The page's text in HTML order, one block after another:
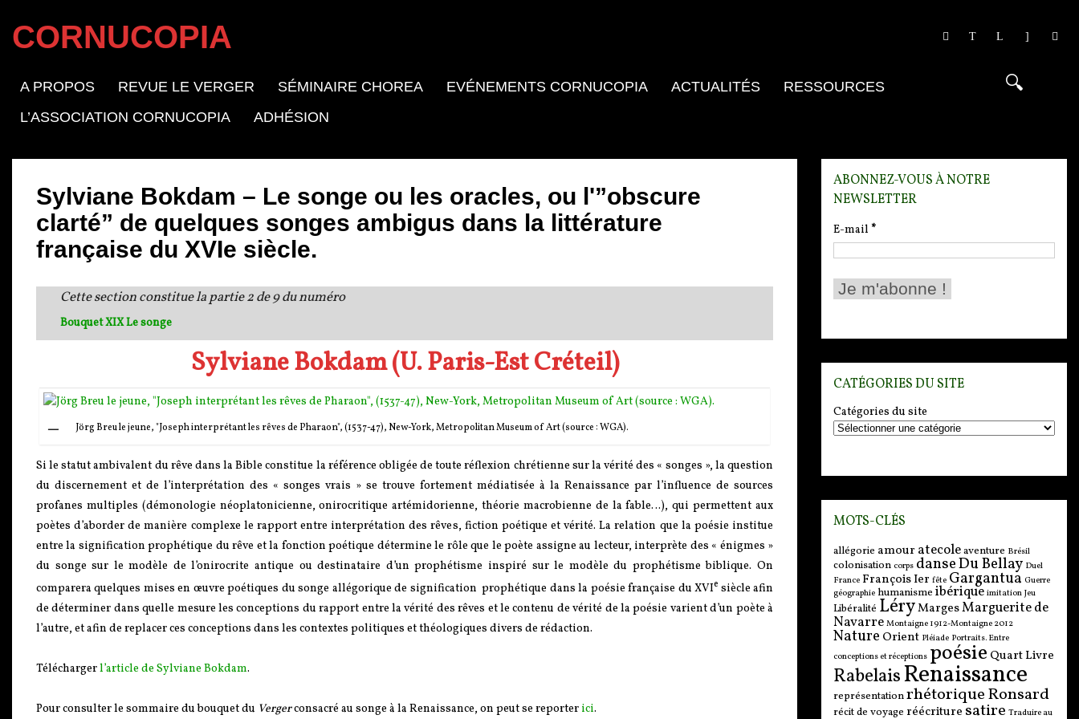
CORNUCOPIA
A PROPOS REVUE LE VERGER SÉMINAIRE CHOREA EVÉNEMENTS CORNUCOPIA ACTUALITÉS
RESSOURCES
L’ASSOCIATION CORNUCOPIA
ADHÉSION
Sylviane Bokdam – Le songe ou les oracles, ou l'”obscure
clarté” de quelques songes ambigus dans la littérature
française du XVIe siècle.
Cette section constitue la partie 2 de 9 du numéro
Bouquet XIX Le songe
Sylviane Bokdam (U. Paris-Est Créteil)
Jörg Breu le jeune, "Joseph interprétant les rêves de Pharaon", (1537-47), New-York, Metropolitan Museum of Art (source : WGA).
Si le statut ambivalent du rêve dans la Bible constitue la référence obligée de toute réflexion chrétienne sur la vérité des « songes », la question
du discernement et de l’interprétation des « songes vrais » se trouve fortement médiatisée à la Renaissance par l’influence de sources
profanes multiples (démonologie néoplatonicienne, onirocritique artémidorienne, théorie macrobienne de la fable…), qui permettent aux
poètes d’aborder de manière complexe le rapport entre interprétation des rêves, fiction poétique et vérité. La relation que la poésie institue
entre la signification prophétique du rêve et la fonction poétique détermine le rôle que le poète assigne au lecteur, interprète des « énigmes »
du songe sur le modèle de l’onirocrite antique ou destinataire d’un prophétisme inspiré sur le modèle du prophétisme biblique. On
comparera quelques mises en œuvre poétiques du songe allégorique de signification prophétique dans la poésie française du XVIe siècle afin
de déterminer dans quelle mesure les conceptions du rapport entre la vérité des rêves et le contenu de vérité de la poésie varient d’un poète à
l’autre, et afin de replacer ces conceptions dans les contextes politiques et théologiques divers de rédaction.
Téléchargerl’article de Sylviane Bokdam.
Pour consulter le sommaire du bouquet du Vergerconsacré au songe à la Renaissance, on peut se reporter ici.
ABONNEZ-VOUS À NOTRE
NEWSLETTER
E-mail *
CATÉGORIES DU SITE
Catégories du site
MOTS-CLÉS
allégorie amour atecoleaventure Brésil
colonisation corps danseDu Bellay Duel
France François Ier fête Gargantua Guerre
géographie humanisme ibérique imitation Jeu
Libéralité LéryMargesMarguerite de
Navarre Montaigne 1912-Montaigne 2012
Nature Orient Pléiade Portraits. Entre
conceptions et réceptions poésie Quart Livre
RabelaisRenaissance
représentationrhétoriqueRonsard
récit de voyage réécriture satire Traduire au